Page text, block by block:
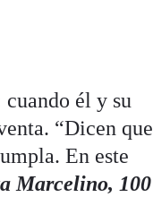
él y su
“Dicen que
En este
Marcelino, 100